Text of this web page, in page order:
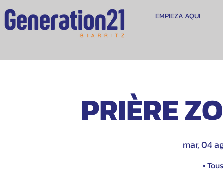
EMPIEZA AQUI
PRIÈRE
mar, 04
•